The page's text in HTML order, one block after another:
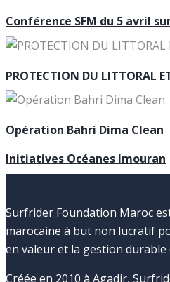
Conférence SFM du 5 avril
PROTECTION DU LITTORAL
Opération Bahri Dima Clean
Initiatives Océanes Imouran
Surfrider Foundation Maroc
marocaine à but non lucratif
en valeur et la gestion
Créée en 2010 à Agadir,